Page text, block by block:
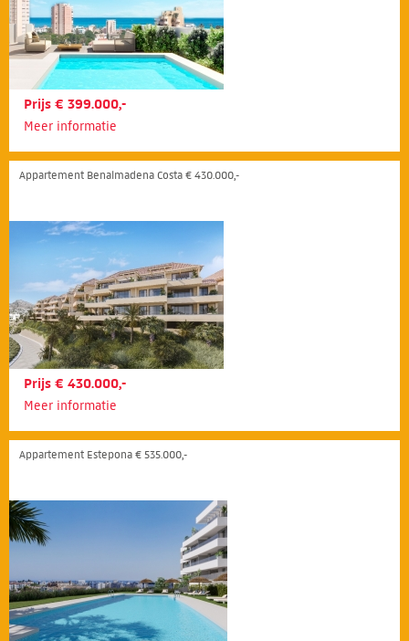
Prijs € 399.000,-
Meer informatie
Appartement Benalmadena Costa € 430.000,-
Prijs € 430.000,-
Meer informatie
Appartement Estepona € 535.000,-